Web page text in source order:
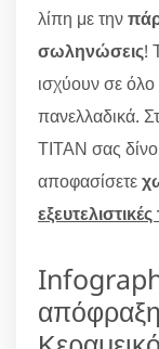
λίπη με την
σωληνώσεις!
ισχύουν σε όλο
πανελλαδικά.
ΤΙΤΑΝ σας
αποφασίσετε
εξευτελιστικές